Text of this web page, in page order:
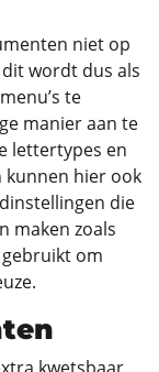
niet op
wordt dus als
te
manier aan te
lettertypes en
kunnen hier ook
die
maken zoals
om